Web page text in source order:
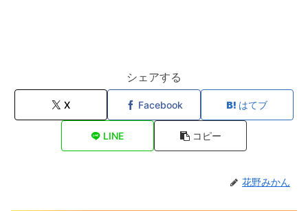
シェアする
X Facebook はてブ
LINE コピー
花野みかん